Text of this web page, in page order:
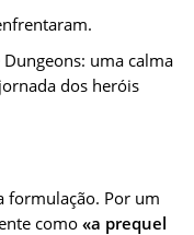
uma calma
dos heróis
formulação. Por um
como «a prequel